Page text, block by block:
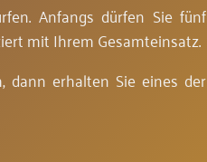
Anfangs dürfen Sie fünf
mit Ihrem Gesamteinsatz.
dann erhalten Sie eines der